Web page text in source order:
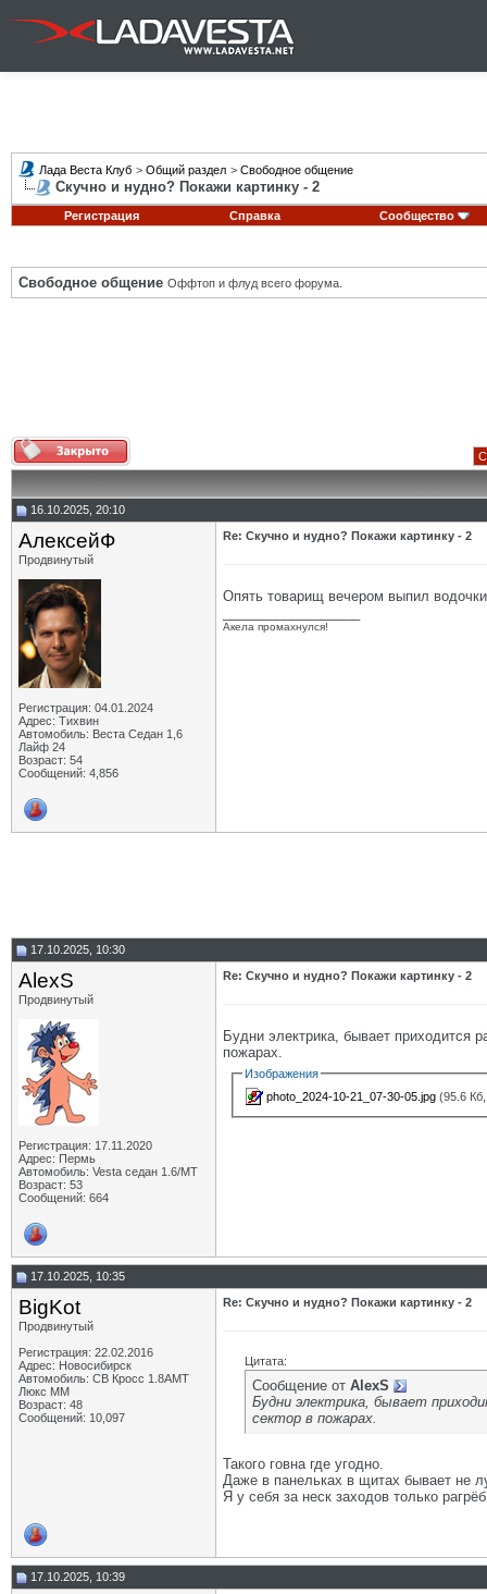
Лада Веста Клуб > Общий раздел > Свободное общение
Скучно и нудно? Покажи картинку - 2
Регистрация Справка Сообщество
Свободное общение Оффтоп и флуд всего форума.
16.10.2025, 20:10
АлексейФ
Продвинутый
Регистрация: 04.01.2024
Адрес: Тихвин
Автомобиль: Веста Седан 1,6
Лайф 24
Возраст: 54
Сообщений: 4,856
Re: Скучно и нудно? Покажи картинку - 2
Опять товарищ вечером выпил
Акела промахнулся!
17.10.2025, 10:30
AlexS
Продвинутый
Регистрация: 17.11.2020
Адрес: Пермь
Автомобиль: Vesta седан 1.6/МТ
Возраст: 53
Сообщений: 664
Re: Скучно и нудно? Покажи картинку - 2
Будни электрика, бывает приходится
пожарах.
Изображения
photo_2024-10-21_07-30-05.jpg (95.6
17.10.2025, 10:35
BigKot
Продвинутый
Регистрация: 22.02.2016
Адрес: Новосибирск
Автомобиль: СВ Кросс 1.8АМТ
Люкс ММ
Возраст: 48
Сообщений: 10,097
Re: Скучно и нудно? Покажи картинку - 2
Цитата:
Сообщение от AlexS
Будни электрика, бывает
сектор в пожарах.
Такого говна где угодно.
Даже в панельках в щитах бывает не
Я у себя за неск заходов только
17.10.2025, 10:39